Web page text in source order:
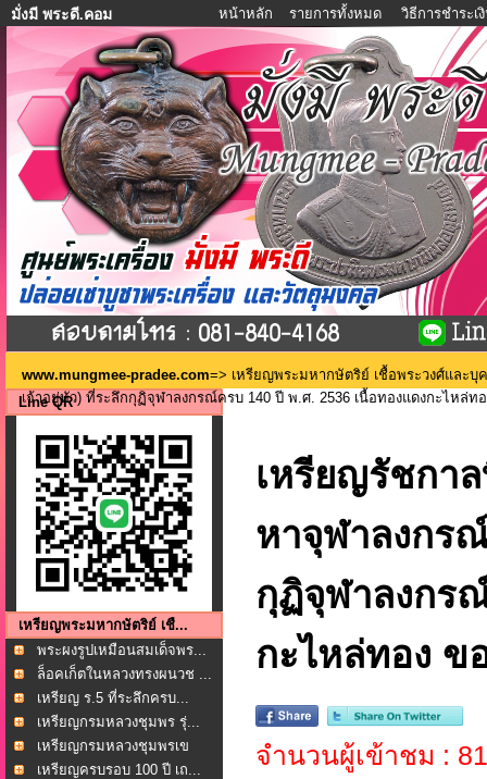
มั่งมี พระดี.คอม หน้าหลัก รายการทั้งหมด วิธีการชำระเ
www.mungmee-pradee.com=> เหรียญพระมหากษัตริย์ เชื้อพระวงศ์และ
เจ้าอยู่หัว) ที่ระลึกกุฏิจุฬาลงกรณ์ครบ 140 ปี พ.ศ. 2536 เนื้อทองแดงกะไหล่ท
Line QR
เหรียญพระมหากษัตริย์ เชื...
พระผงรูปเหมือนสมเด็จพร...
ล็อคเก็ตในหลวงทรงผนวช ...
เหรียญ ร.5 ที่ระลึกครบ...
เหรียญกรมหลวงชุมพร รุ่...
เหรียญกรมหลวงชุมพรเข
ตอ...
เหรียญครบรอบ 100 ปี เถ...
เหรียญรัชกา
หาจุฬาลงกร
กุฏิจุฬาลงกร
กะไหล่ทอง ข
จำนวนผู้เข้าชม :